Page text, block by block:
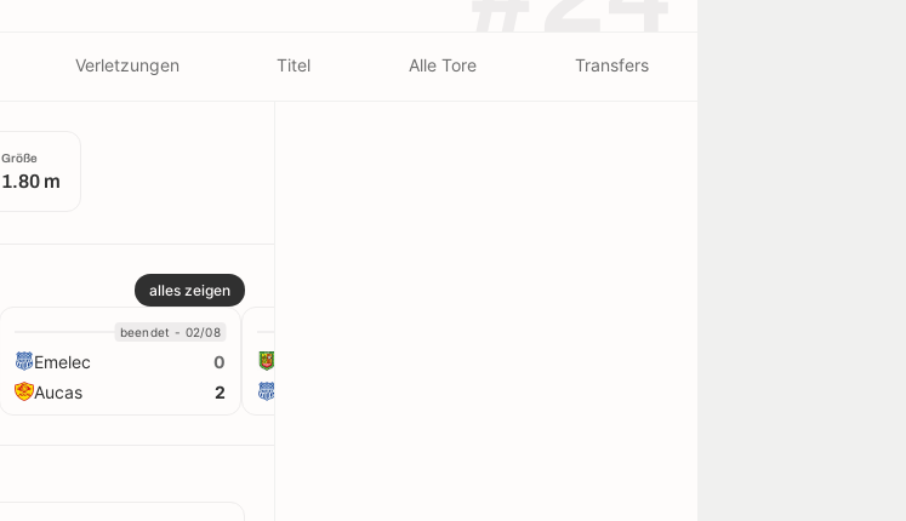
Verletzungen Titel Alle Tore Transfers
Größe
1.80 m
alles zeigen
beendet - 02/08
Emelec
0
Aucas
2